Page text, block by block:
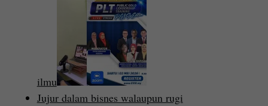
ilmu
Jujur dalam bisnes walaupun rugi